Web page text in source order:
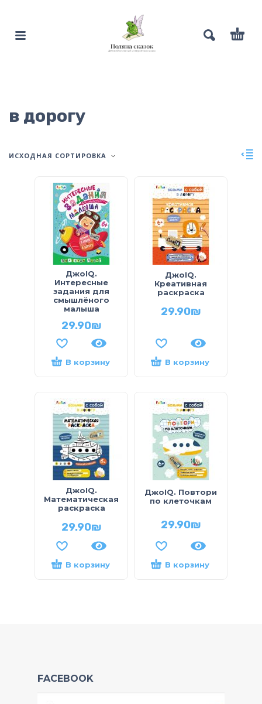
в дорогу
ИСХОДНАЯ СОРТИРОВКА
ДжоIQ.
Интересные
задания для
смышлёного
малыша
29.90₪
В корзину
ДжоIQ.
Креативная
раскраска
29.90₪
В корзину
ДжоIQ.
Математическая
раскраска
29.90₪
В корзину
ДжоIQ. Повтори
по клеточкам
29.90₪
В корзину
FACEBOOK